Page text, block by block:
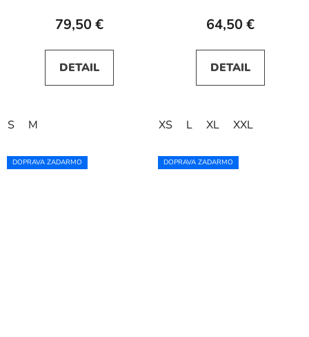
79,50 €
DETAIL
S M
64,50 €
DETAIL
XS L XL XXL
DOPRAVA ZADARMO DOPRAVA ZADARMO